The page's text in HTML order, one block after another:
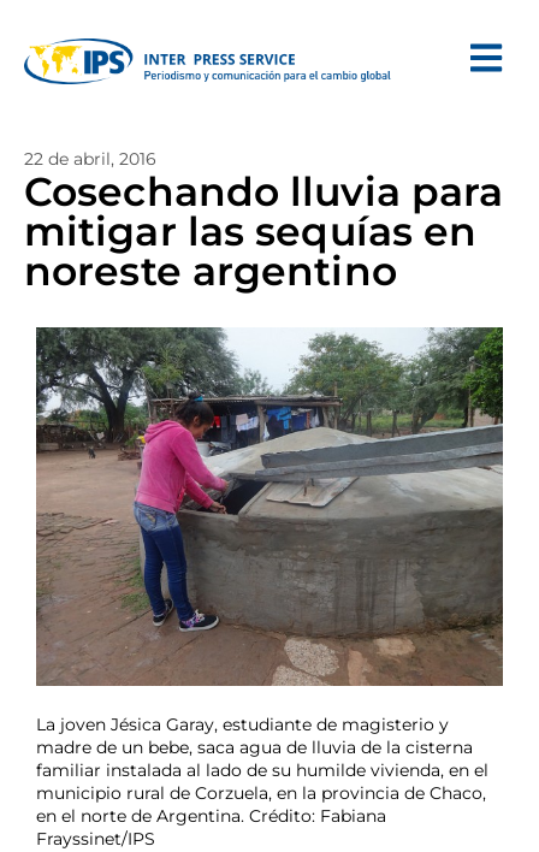
22 de abril, 2016
Cosechando lluvia para
mitigar las sequías en
noreste argentino
La joven Jésica Garay, estudiante de magisterio y
madre de un bebe, saca agua de lluvia de la cisterna
familiar instalada al lado de su humilde vivienda, en el
municipio rural de Corzuela, en la provincia de Chaco,
en el norte de Argentina. Crédito: Fabiana
Frayssinet/IPS